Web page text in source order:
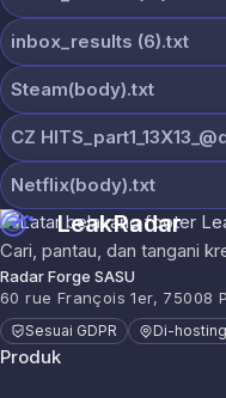
inbox_results (6).txt
Steam(body).txt
CZ
Netflix(body).txt
LeakRadar
Cari, pantau, dan tangani
Radar Forge SASU
60 rue François 1er, 75008
Sesuai GDPR Di-
Produk